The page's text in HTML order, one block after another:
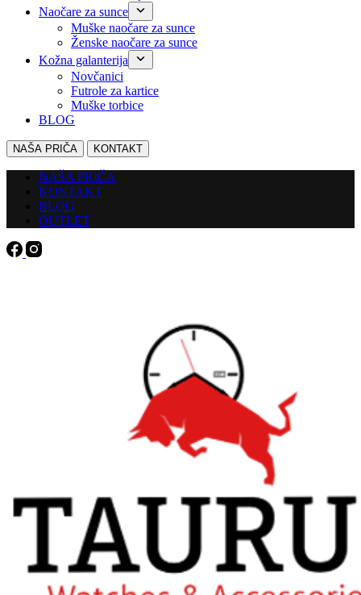
Naočare za sunce
Muške naočare za sunce
Ženske naočare za sunce
Kožna galanterija
Novčanici
Futrole za kartice
Muške torbice
BLOG
NAŠA PRIČA KONTAKT
NAŠA PRIČA
KONTAKT
BLOG
OUTLET